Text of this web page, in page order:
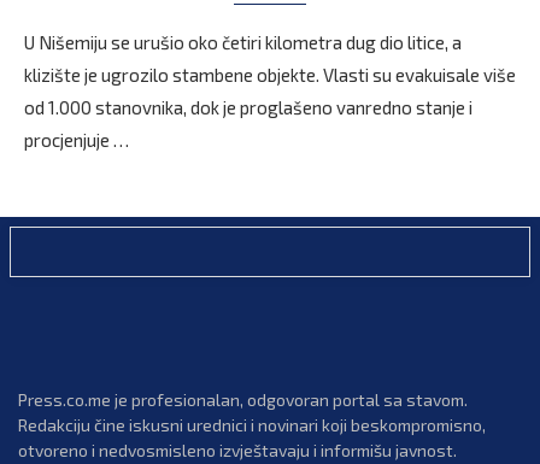
U Nišemiju se urušio oko četiri kilometra dug dio litice, a
klizište je ugrozilo stambene objekte. Vlasti su evakuisale više
od 1.000 stanovnika, dok je proglašeno vanredno stanje i
procjenjuje …
Press.co.me je profesionalan, odgovoran portal sa stavom.
Redakciju čine iskusni urednici i novinari koji beskompromisno,
otvoreno i nedvosmisleno izvještavaju i informišu javnost.